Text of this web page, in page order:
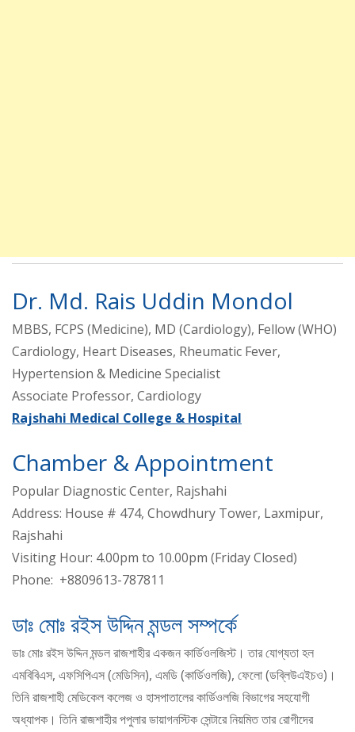
Dr. Md. Rais Uddin Mondol
MBBS, FCPS (Medicine), MD (Cardiology), Fellow (WHO)
Cardiology, Heart Diseases, Rheumatic Fever,
Hypertension & Medicine Specialist
Associate Professor, Cardiology
Rajshahi Medical College & Hospital
Chamber & Appointment
Popular Diagnostic Center, Rajshahi
Address: House # 474, Chowdhury Tower, Laxmipur,
Rajshahi
Visiting Hour: 4.00pm to 10.00pm (Friday Closed)
Phone: +8809613-787811
ডাঃ মোঃ রইস উদ্দিন মন্ডল সম্পর্কে
ডাঃ মোঃ রইস উদ্দিন মন্ডল রাজশাহীর একজন কার্ডিওলজিস্ট। তার যোগ্যতা হল
এমবিবিএস, এফসিপিএস (মেডিসিন), এমডি (কার্ডিওলজি), ফেলো (ডব্লিউএইচও)।
তিনি রাজশাহী মেডিকেল কলেজ ও হাসপাতালের কার্ডিওলজি বিভাগের সহযোগী
অধ্যাপক। তিনি রাজশাহীর পপুলার ডায়াগনস্টিক সেন্টারে নিয়মিত তার রোগীদের